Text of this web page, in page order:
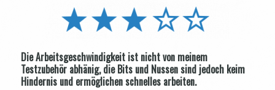
Die Arbeitsgeschwindigkeit ist nicht von meinem
Testzubehör abhänig, die Bits und Nussen sind jedoch keim
Hindernis und ermöglichen schnelles arbeiten.